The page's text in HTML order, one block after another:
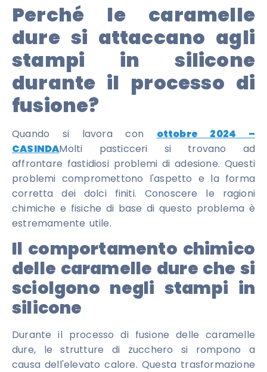
Perché le caramelle
dure si attaccano agli
stampi in silicone
durante il processo di
fusione?
Quando si lavora con ottobre 2024 –
CASINDAMolti pasticceri si trovano ad
affrontare fastidiosi problemi di adesione. Questi
problemi compromettono l'aspetto e la forma
corretta dei dolci finiti. Conoscere le ragioni
chimiche e fisiche di base di questo problema è
estremamente utile.
Il comportamento chimico
delle caramelle dure che si
sciolgono negli stampi in
silicone
Durante il processo di fusione delle caramelle
dure, le strutture di zucchero si rompono a
causa dell'elevato calore. Questa trasformazione